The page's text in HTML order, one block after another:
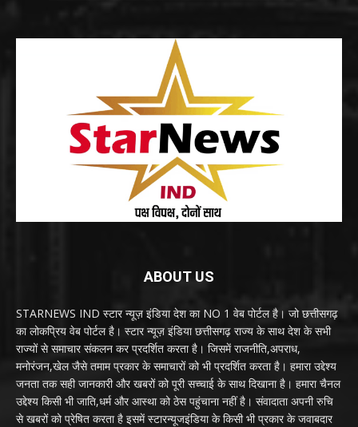
ABOUT US
STARNEWS IND स्टार न्यूज़ इंडिया देश का NO 1 वेब पोर्टल है। जो छत्तीसगढ़
का लोकप्रिय वेब पोर्टल है। स्टार न्यूज़ इंडिया छत्तीसगढ़ राज्य के साथ देश के सभी
राज्यों से समाचार संकलन कर प्रदर्शित करता है। जिसमें राजनीति,अपराध,
मनोरंजन,खेल जैसे तमाम प्रकार के समाचारों को भी प्रदर्शित करता है। हमारा उद्देश्य
जनता तक सही जानकारी और खबरों को पूरी सच्चाई के साथ दिखाना है। हमारा चैनल
उद्देश्य किसी भी जाति,धर्म और आस्था को ठेस पहुंचाना नहीं है। संवादाता अपनी रुचि
से खबरों को प्रेषित करता है इसमें स्टारन्यूजइंडिया के किसी भी प्रकार के जवाबदार